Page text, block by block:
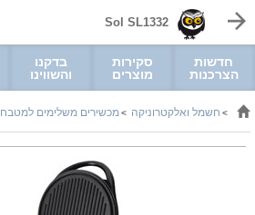
Sol SL1332
חדשות
הצרכנות
סקירות
מוצרים
בדקנו
והשווינו
> חשמל ואלקטרוניקה >מכשירים משלימים למטבח